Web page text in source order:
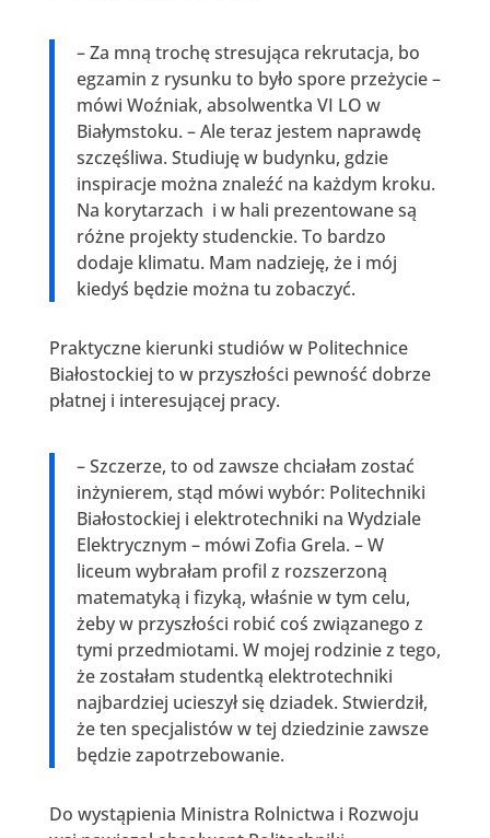
– Za mną trochę stresująca rekrutacja, bo
egzamin z rysunku to było spore przeżycie –
mówi Woźniak, absolwentka VI LO w
Białymstoku. – Ale teraz jestem naprawdę
szczęśliwa. Studiuję w budynku, gdzie
inspiracje można znaleźć na każdym kroku.
Na korytarzach i w hali prezentowane są
różne projekty studenckie. To bardzo
dodaje klimatu. Mam nadzieję, że i mój
kiedyś będzie można tu zobaczyć.
Praktyczne kierunki studiów w Politechnice
Białostockiej to w przyszłości pewność dobrze
płatnej i interesującej pracy.
– Szczerze, to od zawsze chciałam zostać
inżynierem, stąd mówi wybór: Politechniki
Białostockiej i elektrotechniki na Wydziale
Elektrycznym – mówi Zofia Grela. – W
liceum wybrałam profil z rozszerzoną
matematyką i fizyką, właśnie w tym celu,
żeby w przyszłości robić coś związanego z
tymi przedmiotami. W mojej rodzinie z tego,
że zostałam studentką elektrotechniki
najbardziej ucieszył się dziadek. Stwierdził,
że ten specjalistów w tej dziedzinie zawsze
będzie zapotrzebowanie.
Do wystąpienia Ministra Rolnictwa i Rozwoju